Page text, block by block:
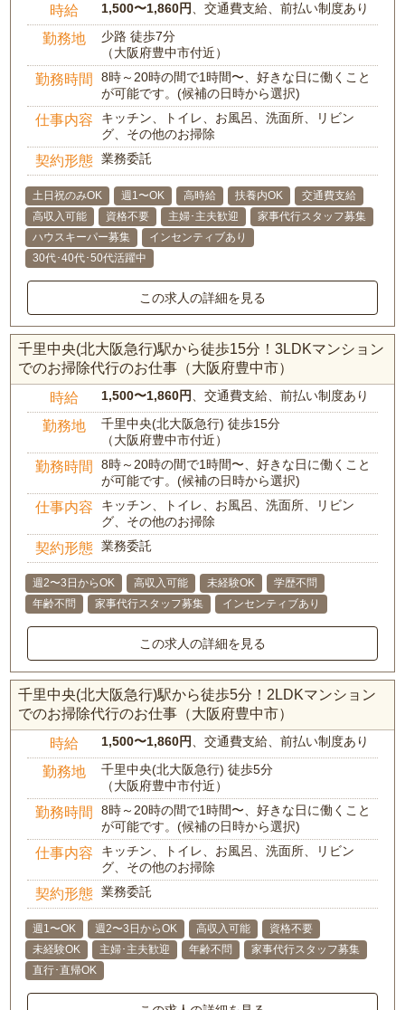
時給 1,500〜1,860円 、交通費支給、前払い制度あり
勤務地
少路 徒歩7分
（大阪府豊中市付近）
勤務時間
8時～20時の間で1時間〜、好きな日に働くこと
が可能です。(候補の日時から選択)
仕事内容
キッチン、トイレ、お風呂、洗面所、リビン
グ、その他のお掃除
契約形態 業務委託
土日祝のみOK 週1〜OK 高時給 扶養内OK
交通費支給
高収入可能
資格不要 主婦･主夫歓迎
家事代行スタッフ募集
ハウスキーパー募集
インセンティブあり
30代･40代･50代活躍中
この求人の詳細を見る
千里中央(北大阪急行)駅から徒歩15分！3LDKマンション
でのお掃除代行のお仕事（大阪府豊中市）
時給 1,500〜1,860円 、交通費支給、前払い制度あり
勤務地
千里中央(北大阪急行) 徒歩15分
（大阪府豊中市付近）
勤務時間
8時～20時の間で1時間〜、好きな日に働くこと
が可能です。(候補の日時から選択)
仕事内容
キッチン、トイレ、お風呂、洗面所、リビン
グ、その他のお掃除
契約形態 業務委託
週2〜3日からOK 高収入可能 未経験OK
学歴不問
年齢不問
家事代行スタッフ募集 インセンティブあり
この求人の詳細を見る
千里中央(北大阪急行)駅から徒歩5分！2LDKマンション
でのお掃除代行のお仕事（大阪府豊中市）
時給 1,500〜1,860円 、交通費支給、前払い制度あり
勤務地
千里中央(北大阪急行) 徒歩5分
（大阪府豊中市付近）
勤務時間
8時～20時の間で1時間〜、好きな日に働くこと
が可能です。(候補の日時から選択)
仕事内容
キッチン、トイレ、お風呂、洗面所、リビン
グ、その他のお掃除
契約形態 業務委託
週1〜OK 週2〜3日からOK 高収入可能
資格不要
未経験OK
主婦･主夫歓迎 年齢不問
家事代行スタッフ募集
直行･直帰OK